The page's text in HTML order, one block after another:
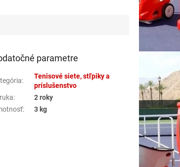
parametre
:
Tenisové siete, stľpiky a
príslušenstvo
:
2 roky
: 3 kg